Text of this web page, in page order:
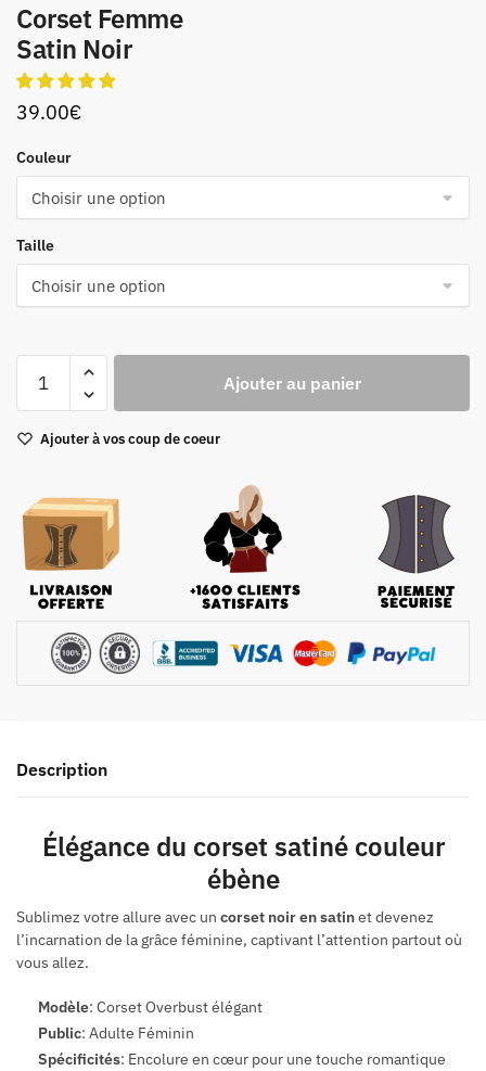
Corset Femme
Satin Noir
39.00€
Couleur
Taille
Femme
Noir
Ajouter au panier
Ajouter à vos coup de coeur
Description
Élégance du corset satiné couleur
ébène
Sublimez votre allure avec un corset noir en satinet devenez
l’incarnation de la grâce féminine, captivant l’attention partout où
vous allez.
Modèle: Corset Overbust élégant
Public: Adulte Féminin
Spécificités: Encolure en cœur pour une touche romantique